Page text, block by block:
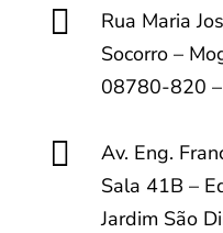

Rua Maria
Socorro –
08780-820

Av. Eng.
Sala 41B –
Jardim São